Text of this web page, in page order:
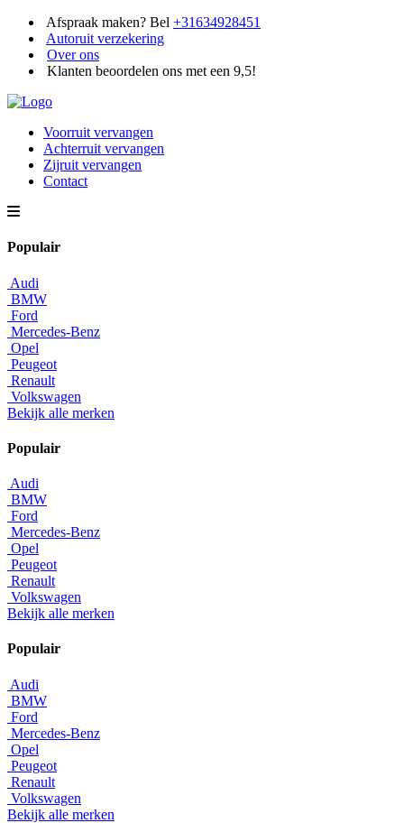
Afspraak maken? Bel +31634928451
Autoruit verzekering
Over ons
Klanten beoordelen ons met een 9,5!
Voorruit vervangen
Achterruit vervangen
Zijruit vervangen
Contact
Populair
Audi
BMW
Ford
Mercedes-Benz
Opel
Peugeot
Renault
Volkswagen
Bekijk alle merken
Populair
Audi
BMW
Ford
Mercedes-Benz
Opel
Peugeot
Renault
Volkswagen
Bekijk alle merken
Populair
Audi
BMW
Ford
Mercedes-Benz
Opel
Peugeot
Renault
Volkswagen
Bekijk alle merken